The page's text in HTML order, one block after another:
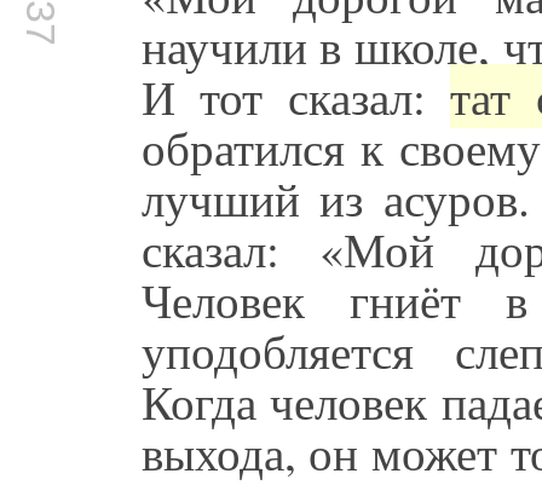
научили в школе,
И тот сказал:тат
обратился к
лучший из
сказал: «Мой
Человек гниёт
уподобляется
Когда человек
выхода, он может